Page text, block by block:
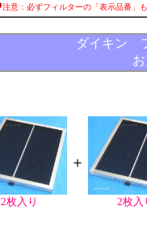
注意：必ずフィルターの「表示品番」
ダイキン
2枚入り
＋
2枚入